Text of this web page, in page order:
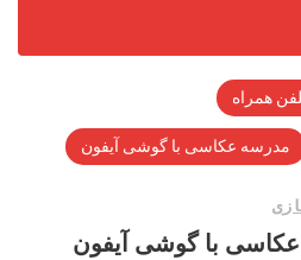
همراه
مدرسه عکاسی با گوشی آیفون
با گوشی آیفون